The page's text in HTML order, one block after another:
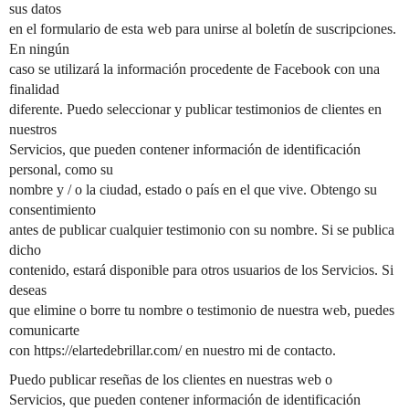
sus datos
en el formulario de esta web para unirse al boletín de suscripciones.
En ningún
caso se utilizará la información procedente de Facebook con una
finalidad
diferente. Puedo seleccionar y publicar testimonios de clientes en
nuestros
Servicios, que pueden contener información de identificación
personal, como su
nombre y / o la ciudad, estado o país en el que vive. Obtengo su
consentimiento
antes de publicar cualquier testimonio con su nombre. Si se publica
dicho
contenido, estará disponible para otros usuarios de los Servicios. Si
deseas
que elimine o borre tu nombre o testimonio de nuestra web, puedes
comunicarte
con https://elartedebrillar.com/ en nuestro mi de contacto.
Puedo publicar reseñas de los clientes en nuestras web o
Servicios, que pueden contener información de identificación